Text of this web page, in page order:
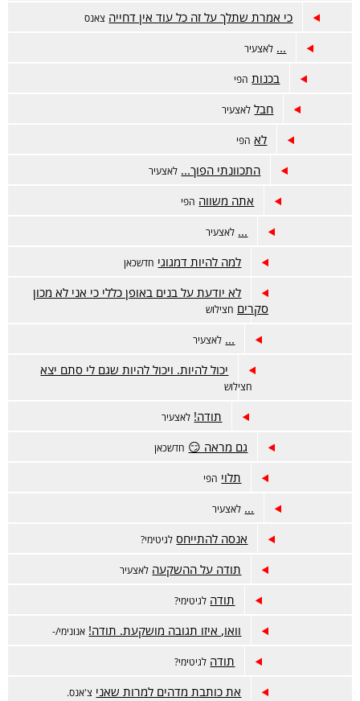
כי אמרת שתלך על זה כל עוד אין דחייה צאנס
... לאצעיר
בכנות הפי
חבל לאצעיר
לא הפי
התכוונתי הפוך... לאצעיר
אתה משווה הפי
... לאצעיר
למה להיות דמגוגי חדשכאן
לא יודעת על בנים באופן כללי כי אני לא מכון
סקרים חצילוש
... לאצעיר
יכול להיות. ויכול להיות שגם לי סתם יצא
חצילוש
תודה! לאצעיר
גם מראה 😏 חדשכאן
תלוי הפי
... לאצעיר
אנסה להתייחס לגיטימי?
תודה על ההשקעה לאצעיר
תודה לגיטימי?
וואו, איזו תגובה מושקעת. תודה! אנונימי/-
תודה לגיטימי?
את כותבת מדהים למרות שאני צ'אנס.